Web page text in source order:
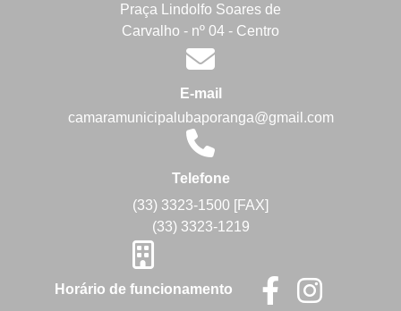
Praça Lindolfo Soares de
Carvalho - nº 04 - Centro
E-mail
camaramunicipalubaporanga@gmail.com
Telefone
(33) 3323-1500 [FAX]
(33) 3323-1219
Horário de funcionamento